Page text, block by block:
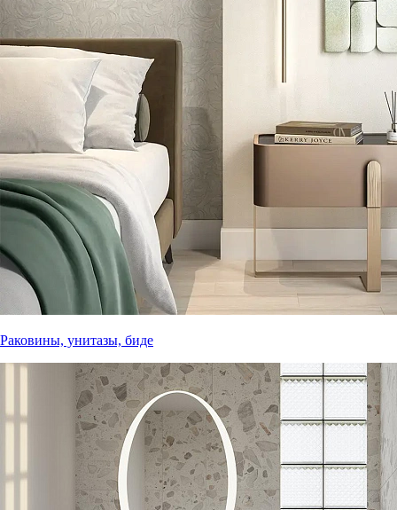
Раковины, унитазы, биде